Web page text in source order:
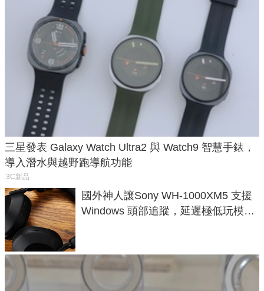
三星發表 Galaxy Watch Ultra2 與 Watch9 智慧手錶，
導入潛水與越野跑導航功能
3C新品
國外神人讓Sony WH-1000XM5 支援
Windows 頭部追蹤，延遲極低玩模擬